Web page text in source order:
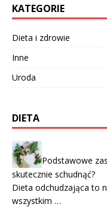
KATEGORIE
Dieta i zdrowie
Inne
Uroda
DIETA
Podstawowe
skutecznie schudnąć?
Dieta odchudzająca to
wszystkim …